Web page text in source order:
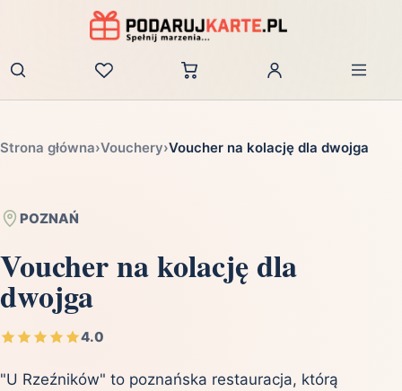
Zaloguj
Strona główna›Vouchery›Voucher na kolację dla dwojga
POZNAŃ
Voucher na kolację dla
dwojga
4.0
"U Rzeźników" to poznańska restauracja, którą